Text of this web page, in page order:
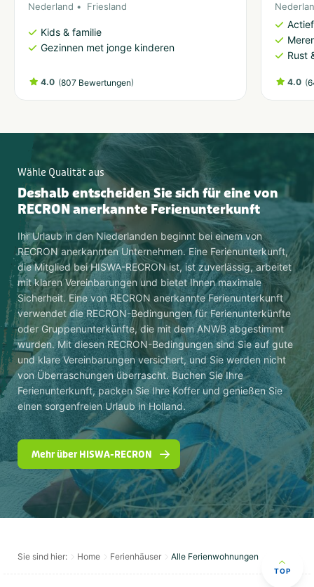
Nederland Friesland
Kids & familie
Gezinnen met jonge kinderen
4.0 (807 Bewertungen)
Rust
4.0 (
Wähle Qualität aus
Deshalb entscheiden Sie sich für eine von
RECRON anerkannte Ferienunterkunft
Ihr Urlaub in den Niederlanden beginnt bei einem von
RECRON anerkannten Unternehmen. Eine Ferienunterkunft,
die Mitglied bei HISWA-RECRON ist, ist zuverlässig, arbeitet
mit klaren Vereinbarungen und bietet Ihnen maximale
Sicherheit. Eine von RECRON anerkannte Ferienunterkunft
verwendet die RECRON-Bedingungen für Ferienunterkünfte
oder Gruppenunterkünfte, die mit dem ANWB abgestimmt
wurden. Mit diesen RECRON-Bedingungen sind Sie auf gute
und klare Vereinbarungen versichert, und Sie werden nicht
von Überraschungen überrascht. Buchen Sie Ihre
Ferienunterkunft, packen Sie Ihre Koffer und genießen Sie
einen sorgenfreien Urlaub in Holland.
Mehr über HISWA-RECRON
Sie sind hier: Home Ferienhäuser Alle Ferienwohnungen
TOP